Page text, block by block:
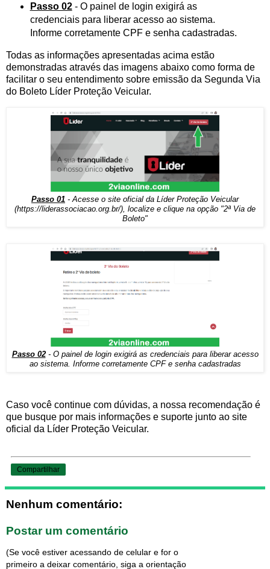
Passo 02- O painel de login exigirá as
credenciais para liberar acesso ao sistema.
Informe corretamente CPF e senha cadastradas.
Todas as informações apresentadas acima estão
demonstradas através das imagens abaixo como forma de
facilitar o seu entendimento sobre emissão da Segunda Via
do Boleto Líder Proteção Veicular.
Passo 01 - Acesse o site oficial da Líder Proteção Veicular
(https://liderassociacao.org.br/), localize e clique na opção "2ª Via de
Boleto"
Passo 02- O painel de login exigirá as credenciais para liberar acesso
ao sistema. Informe corretamente CPF e senha cadastradas
Caso você continue com dúvidas, a nossa recomendação é
que busque por mais informações e suporte junto ao site
oficial da Líder Proteção Veicular.
Compartilhar
Nenhum comentário:
Postar um comentário
(Se você estiver acessando de celular e for o
primeiro a deixar comentário, siga a orientação